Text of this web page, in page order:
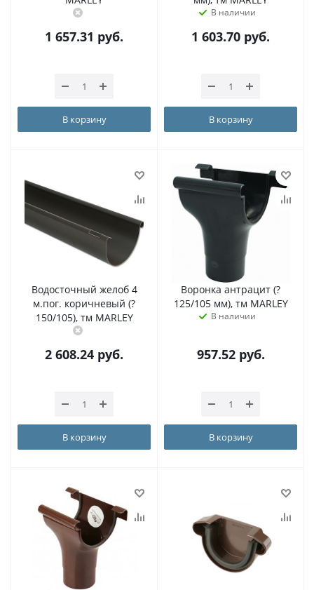
1 657.31 руб.
В корзину
В наличии
1 603.70 руб.
В корзину
Водосточный желоб 4
м.пог. коричневый (?
150/105), тм MARLEY
2 608.24 руб.
В корзину
Воронка антрацит (?
125/105 мм), тм MARLEY
В наличии
957.52руб.
В корзину